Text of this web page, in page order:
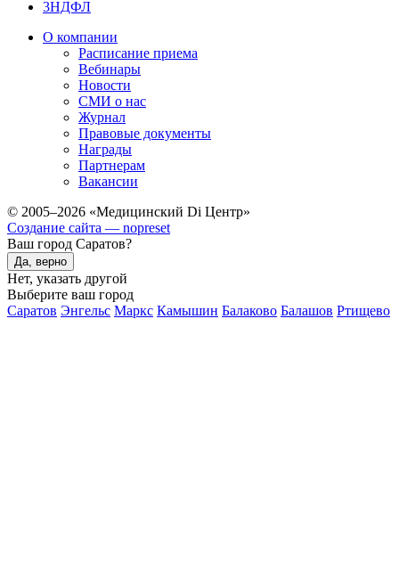
3НДФЛ
О компании
Расписание приема
Вебинары
Новости
СМИ о нас
Журнал
Правовые документы
Награды
Партнерам
Вакансии
© 2005–2026 «Медицинский Di Центр»
Создание сайта — nopreset
Ваш город Саратов?
Да, верно
Нет, указать другой
Выберите ваш город
Саратов Энгельс Маркс Камышин Балаково Балашов Ртищево